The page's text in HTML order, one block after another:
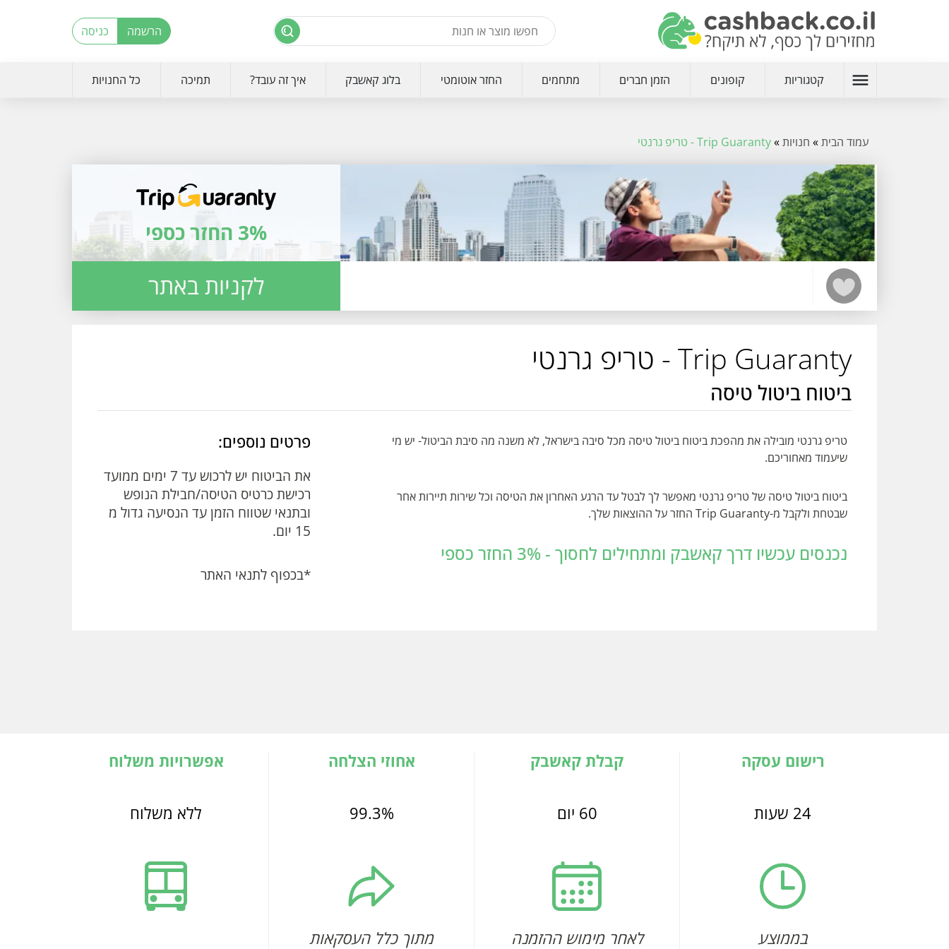
הרשמה כניסה
menu קטגוריות קופונים הזמן חברים מתחמים החזר אוטומטי בלוג קאשבק איך זה עובד? תמיכה כל החנויות
עמוד הבית» חנויות»Trip Guaranty - טריפ גרנטי
3% החזר כספי
לקניות באתר
Trip Guaranty - טריפ גרנטי
ביטוח ביטול טיסה
טריפ גרנטי מובילה את מהפכת ביטוח ביטול טיסה מכל סיבה בישראל, לא משנה מה סיבת הביטול- יש מי
שיעמוד מאחוריכם.
ביטוח ביטול טיסה של טריפ גרנטי מאפשר לך לבטל עד הרגע האחרון את הטיסה וכל שירות תיירות אחר
שבטחת ולקבל מ-Trip Guaranty החזר על ההוצאות שלך.
נכנסים עכשיו דרך קאשבק ומתחילים לחסוך - 3% החזר כספי
פרטים נוספים:
את הביטוח יש לרכוש עד 7 ימים ממועד
רכישת כרטיס הטיסה/חבילת הנופש
ובתנאי שטווח הזמן עד הנסיעה גדול מ
15 יום.
*בכפוף לתנאי האתר
רישום עסקה
24 שעות
בממוצע
קבלת קאשבק
60 יום
לאחר מימוש ההזמנה
אחוזי הצלחה
99.3%
מתוך כלל העסקאות
אפשרויות משלוח
ללא משלוח